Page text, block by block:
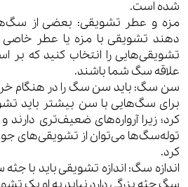
شده است.
مزه و عطر تشویقی: بعضی از
دهند تشویقی با مزه‌ یا عطر خاصی
تشویقی‌هایی را انتخاب کنید که
علاقه سگ شما باشند.
سن سگ: باید سن سگ را در هنگام
برای سگ‌هایی با سن بیشتر باید
کرد؛ زیرا آرواره‌های ضعیف‌تری
توله‌سگ‌ها می‌توان از تشویقی‌های
کرد.
اندازه سگ: اندازه تشویقی باید با